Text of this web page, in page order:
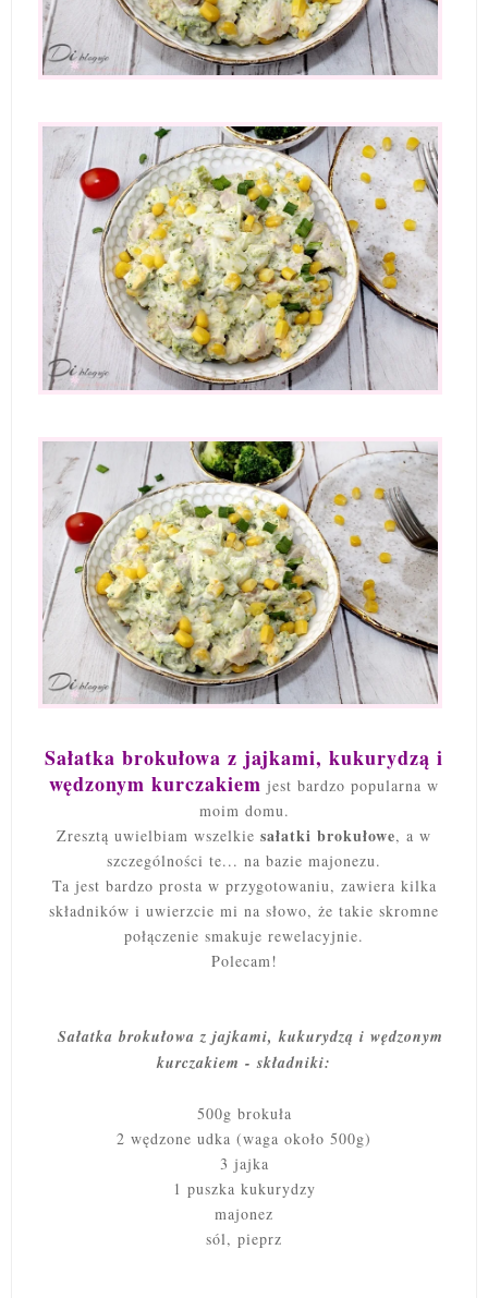
Sałatka brokułowa z jajkami, kukurydzą i
wędzonym kurczakiem jest bardzo popularna w
moim domu.
Zresztą uwielbiam wszelkie sałatki brokułowe, a w
szczególności te... na bazie majonezu.
Ta jest bardzo prosta w przygotowaniu, zawiera kilka
składników i uwierzcie mi na słowo, że takie skromne
połączenie smakuje rewelacyjnie.
Polecam!
Sałatka brokułowa z jajkami, kukurydzą i wędzonym
kurczakiem - składniki:
500g brokuła
2 wędzone udka (waga około 500g)
3 jajka
1 puszka kukurydzy
majonez
sól, pieprz